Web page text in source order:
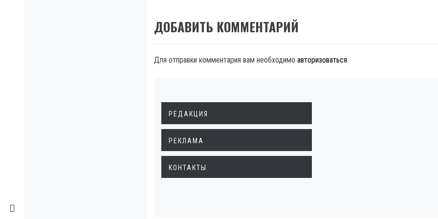
ДОБАВИТЬ КОММЕНТАРИЙ
Для отправки комментария вам необходимо авторизоваться.
РЕДАКЦИЯ
РЕКЛАМА
КОНТАКТЫ